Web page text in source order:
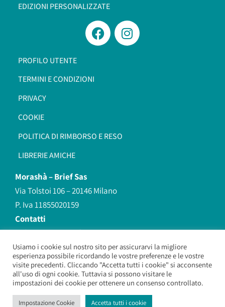
EDIZIONI PERSONALIZZATE
PROFILO UTENTE
TERMINI E CONDIZIONI
PRIVACY
COOKIE
POLITICA DI RIMBORSO E RESO
LIBRERIE AMICHE
Morashà –Brief Sas
Via Tolstoi 106 – 20146 Milano
P. Iva 11855020159
Contatti
redazione@morasha.it
339 8596707
(anche Whatsapp)
Morashà – Brief Sas – Copyright 2026. All Rights Reserved.
Usiamo i cookie sul nostro sito per assicurarvi la migliore
esperienza possibile ricordando le vostre preferenze e le vostre
visite precedenti. Cliccando "Accetta tutti i cookie" si acconsente
all'uso di ogni cookie. Tuttavia si possono visitare le
impostazioni dei cookie per ottenere un consenso controllato.
Impostazione Cookie Accetta tutti i cookie